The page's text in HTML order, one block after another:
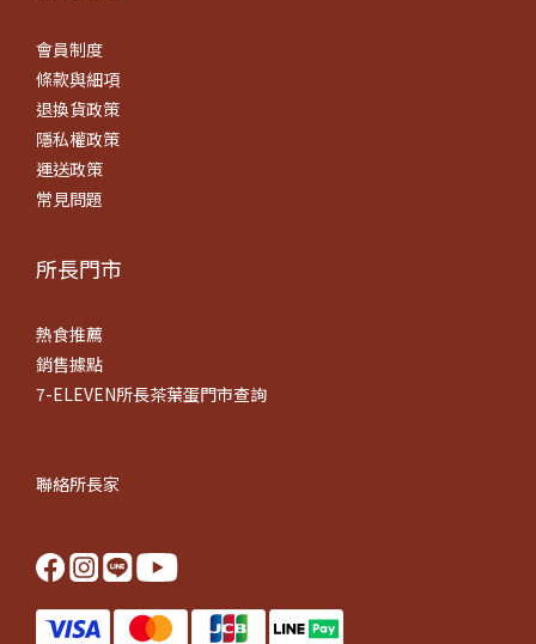
會員制度
條款與細項
退換貨政策
隱私權政策
運送政策
常見問題
所長門市
熱食推薦
銷售據點
7-ELEVEN所長茶葉蛋門市查詢
聯絡所長家